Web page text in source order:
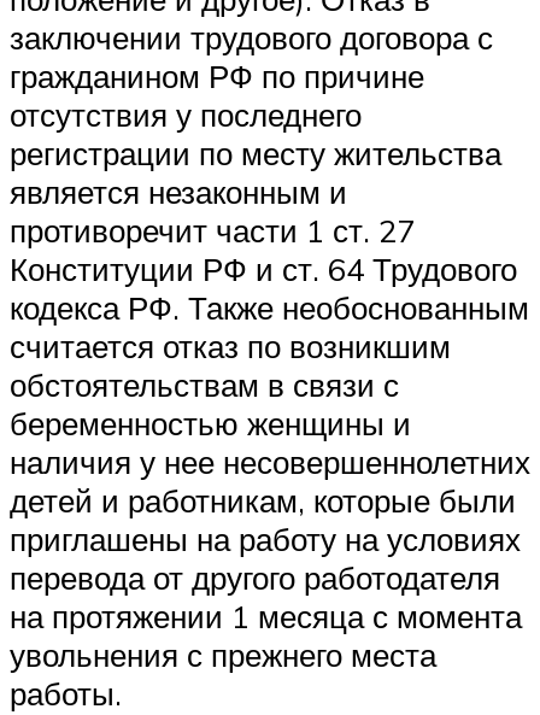
заключении трудового договора с
гражданином РФ по причине
отсутствия у последнего
регистрации по месту жительства
является незаконным и
противоречит части 1 ст. 27
Конституции РФ и ст. 64 Трудового
кодекса РФ. Также необоснованным
считается отказ по возникшим
обстоятельствам в связи с
беременностью женщины и
наличия у нее несовершеннолетних
детей и работникам, которые были
приглашены на работу на условиях
перевода от другого работодателя
на протяжении 1 месяца с момента
увольнения с прежнего места
работы.